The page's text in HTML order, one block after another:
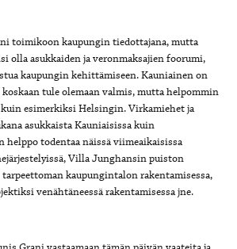
toimikoon kaupungin tiedottajana, mutta
olla asukkaiden ja veronmaksajien foorumi,
kaupungin kehittämiseen. Kauniainen on
tule olemaan valmis, mutta helpommin
esimerkiksi Helsingin. Virkamiehet ja
asukkaista Kauniaisissa kuin
helppo todentaa näissä viimeaikaisissa
Villa Junghansin puiston
tarpeettoman kaupungintalon rakentamisessa,
venähtäneessä rakentamisessa jne.